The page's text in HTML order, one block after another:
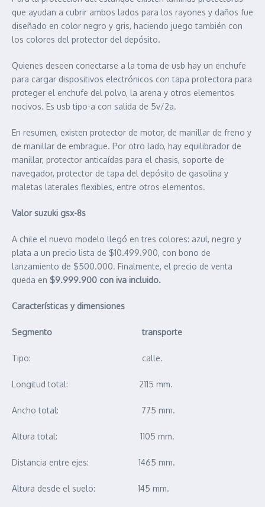
que ayudan a cubrir ambos lados para los rayones y daños fue
diseñado en color negro y gris, haciendo juego también con
los colores del protector del depósito.
Quienes deseen conectarse a la toma de usb hay un enchufe
para cargar dispositivos electrónicos con tapa protectora para
proteger el enchufe del polvo, la arena y otros elementos
nocivos. Es usb tipo-a con salida de 5v/2a.
En resumen, existen protector de motor, de manillar de freno y
de manillar de embrague. Por otro lado, hay equilibrador de
manillar, protector anticaídas para el chasis, soporte de
navegador, protector de tapa del depósito de gasolina y
maletas laterales flexibles, entre otros elementos.
Valor suzuki gsx-8s
A chile el nuevo modelo llegó en tres colores: azul, negro y
plata a un precio lista de $10.499.900, con bono de
lanzamiento de $500.000. Finalmente, el precio de venta
queda en $9.999.900 con iva incluido.
Características y dimensiones
Segmento transporte
Tipo: calle.
Longitud total: 2115 mm.
Ancho total: 775 mm.
Altura total: 1105 mm.
Distancia entre ejes: 1465 mm.
Altura desde el suelo: 145 mm.